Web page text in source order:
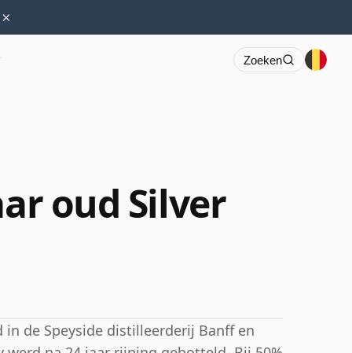
×
Zoeken
oud Silver
de Speyside distilleerderij Banff en